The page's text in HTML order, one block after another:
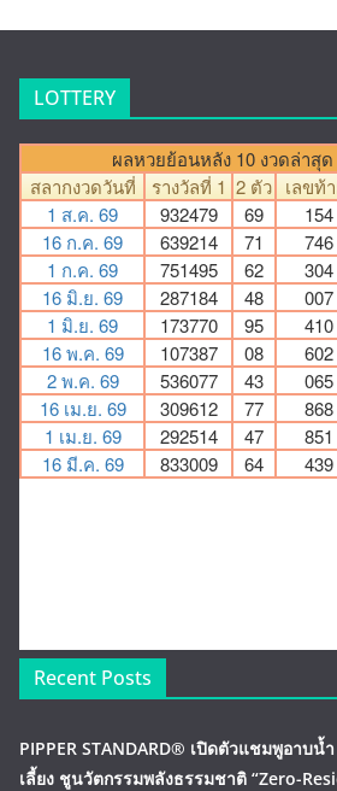
LOTTERY
Recent Posts
PIPPER STANDARD® เปิดตัวแชมพูอาบ
เลี้ยง ชูนวัตกรรมพลังธรรมชาติ “Zero-